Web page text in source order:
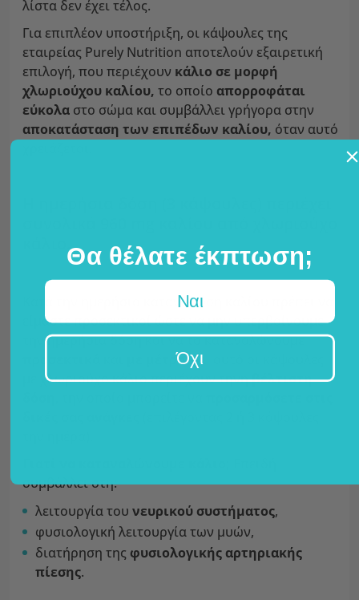
λίστα δεν έχει τέλος.
Για επιπλέον υποστήριξη, οι κάψουλες της
εταιρείας Purely Nutrition αποτελούν εξαιρετική
επιλογή, που περιέχουν κάλιο σε μορφή
χλωριούχου καλίου, το οποίο απορροφάται
εύκολα στο σώμα και συμβάλλει γρήγορα στην
αποκατάσταση των επιπέδων καλίου, όταν αυτό
Κατά την ημερήσια κατανάλωση καλίου πρέπει να
είμαστε προσεκτικοί ώστε να μην υπερβαίνουμε
την ημερήσια δόση και να το καταναλώνουμε
με μέτρο- γι' αυτό οι κάψουλες
με χλωριούχο κάλιο περιέχουν τηνηβέλτιστη
συμβάλλει στη:
λειτουργία του νευρικού συστήματος,
φυσιολογική λειτουργία των μυών,
διατήρηση της φυσιολογικής αρτηριακής
πίεσης.
Θα θέλατε έκπτωση;
Ναι
Όχι